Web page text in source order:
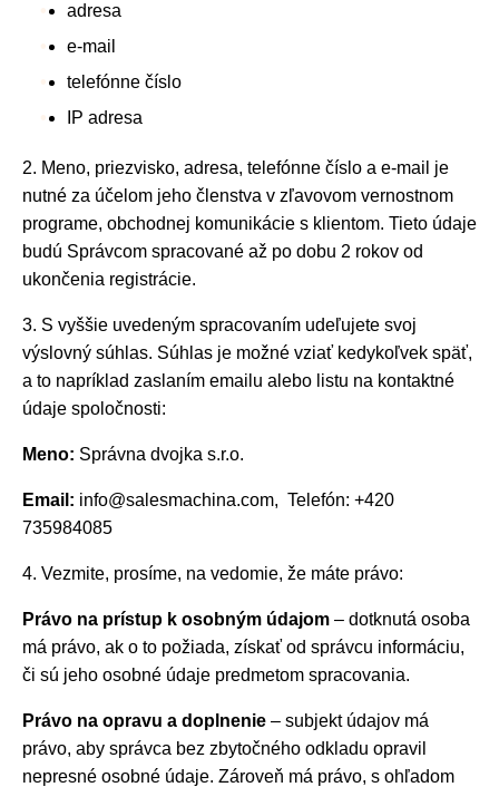
adresa
e-mail
telefónne číslo
IP adresa
2. Meno, priezvisko, adresa, telefónne číslo a e-mail je
nutné za účelom jeho členstva v zľavovom vernostnom
programe, obchodnej komunikácie s klientom. Tieto údaje
budú Správcom spracované až po dobu 2 rokov od
ukončenia registrácie.
3. S vyššie uvedeným spracovaním udeľujete svoj
výslovný súhlas. Súhlas je možné vziať kedykoľvek späť,
a to napríklad zaslaním emailu alebo listu na kontaktné
údaje spoločnosti:
Meno: Správna dvojka s.r.o.
Email: info@salesmachina.com, Telefón: +420
735984085
4. Vezmite, prosíme, na vedomie, že máte právo:
Právo na prístup k osobným údajom – dotknutá osoba
má právo, ak o to požiada, získať od správcu informáciu,
či sú jeho osobné údaje predmetom spracovania.
Právo na opravu a doplnenie – subjekt údajov má
právo, aby správca bez zbytočného odkladu opravil
nepresné osobné údaje. Zároveň má právo, s ohľadom